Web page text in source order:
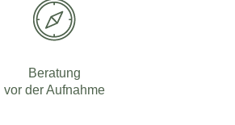
Beratung
vor der Aufnahme